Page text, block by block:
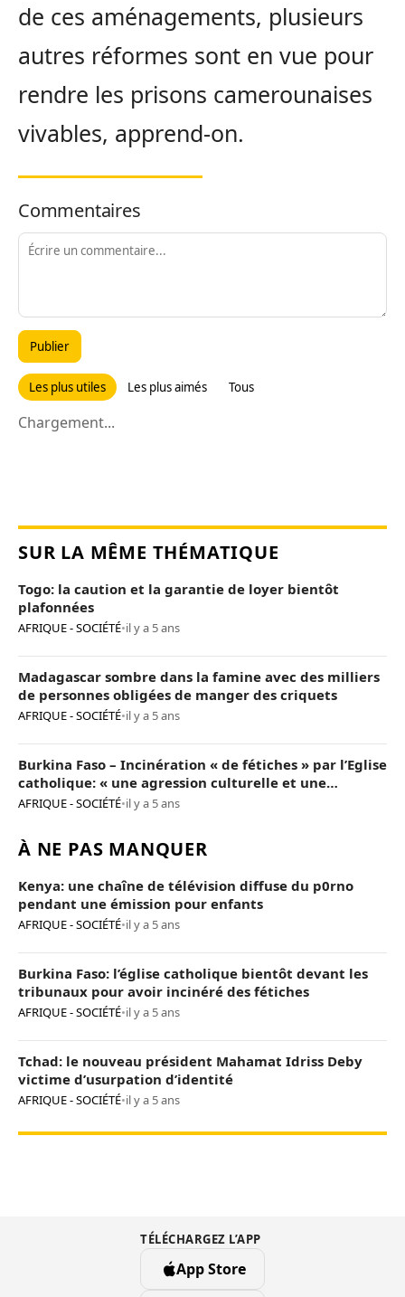
de ces aménagements, plusieurs
autres réformes sont en vue pour
rendre les prisons camerounaises
vivables, apprend-on.
Commentaires
Publier
Les plus utiles Les plus aimés Tous
Chargement...
SUR LA MÊME THÉMATIQUE
Togo: la caution et la garantie de loyer bientôt
plafonnées
AFRIQUE - SOCIÉTÉ•il y a 5 ans
Madagascar sombre dans la famine avec des milliers
de personnes obligées de manger des criquets
AFRIQUE - SOCIÉTÉ•il y a 5 ans
Burkina Faso – Incinération « de fétiches » par l’Eglise
catholique: « une agression culturelle et une
provocation de trop »
AFRIQUE - SOCIÉTÉ•il y a 5 ans
À NE PAS MANQUER
Kenya: une chaîne de télévision diffuse du p0rno
pendant une émission pour enfants
AFRIQUE - SOCIÉTÉ•il y a 5 ans
Burkina Faso: l’église catholique bientôt devant les
tribunaux pour avoir incinéré des fétiches
AFRIQUE - SOCIÉTÉ•il y a 5 ans
Tchad: le nouveau président Mahamat Idriss Deby
victime d’usurpation d’identité
AFRIQUE - SOCIÉTÉ•il y a 5 ans
TÉLÉCHARGEZ L’APP
App Store